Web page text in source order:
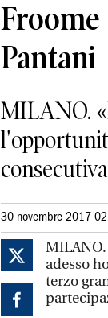
Pantani
MILANO.
30 novembre 2017
MILANO.
adesso
terzo